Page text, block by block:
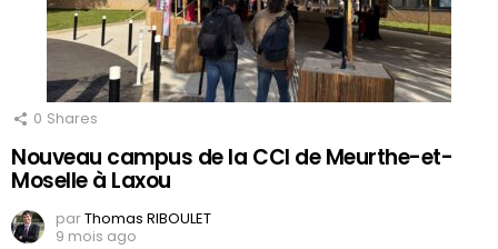
0 Shares
Nouveau campus de la CCI de Meurthe-et-
Moselle à Laxou
parThomas RIBOULET
9 mois ago